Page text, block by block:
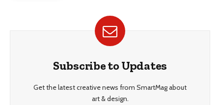
Subscribe to Updates
Get the latest creative news from SmartMag about
art & design.